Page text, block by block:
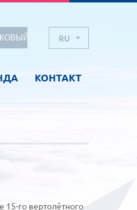
EN
RU
КОНТАКТ
го вертолётного